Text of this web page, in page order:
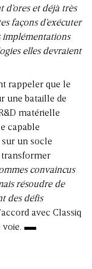
et déjà très
façons d’exécuter
implémentations
elles devraient
rappeler que le
une bataille de
matérielle
capable
sur un socle
transformer
convaincus
résoudre de
des défis
avec Classiq
voie.